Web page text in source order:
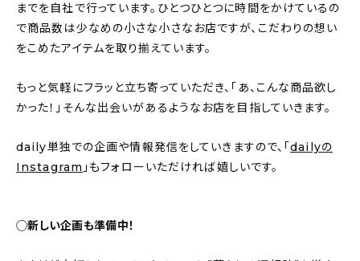
までを自社で行っています。ひとつひとつに時間をかけているの
で商品数は少なめの小さな小さなお店ですが、こだわりの想い
をこめたアイテムを取り揃えています。
もっと気軽にフラッと立ち寄っていただき、「あ、こんな商品欲し
かった！」そんな出会いがあるようなお店を目指していきます。
daily単独での企画や情報発信をしていきますので、「dailyの
Instagram 」もフォローいただければ嬉しいです。
◯新しい企画も準備中！